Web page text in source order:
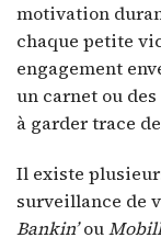
motivation
chaque petite
engagement
un carnet ou
à garder trace
Il existe
surveillance de
Bankin’ou